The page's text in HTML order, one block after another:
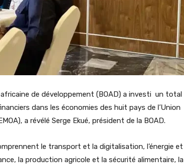
de développement (BOAD) a investi un total
dans les économies des huit pays de l’Union
a révélé Serge Ekué, président de la BOAD.
le transport et la digitalisation, l’énergie et
la production agricole et la sécurité alimentaire, la